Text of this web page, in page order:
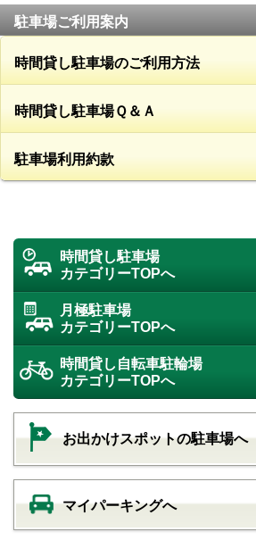
駐車場ご利用案内
時間貸し駐車場のご利用方法
時間貸し駐車場Ｑ＆Ａ
駐車場利用約款
時間貸し駐車場
カテゴリーTOPへ
月極駐車場
カテゴリーTOPへ
時間貸し自転車駐輪場
カテゴリーTOPへ
お出かけスポットの駐車場へ
マイパーキングへ